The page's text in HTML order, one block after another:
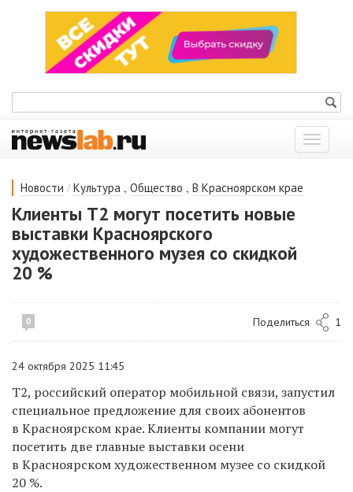
Показать
меню
Новости / Культура , Общество , В Красноярском крае
Клиенты Т2 могут посетить новые
выставки Красноярского
художественного музея со скидкой
20 %
0 Поделиться 1
24 октября 2025 11:45
T2, российский оператор мобильной связи, запустил
специальное предложение для своих абонентов
в Красноярском крае. Клиенты компании могут
посетить две главные выставки осени
в Красноярском художественном музее со скидкой
20 %.